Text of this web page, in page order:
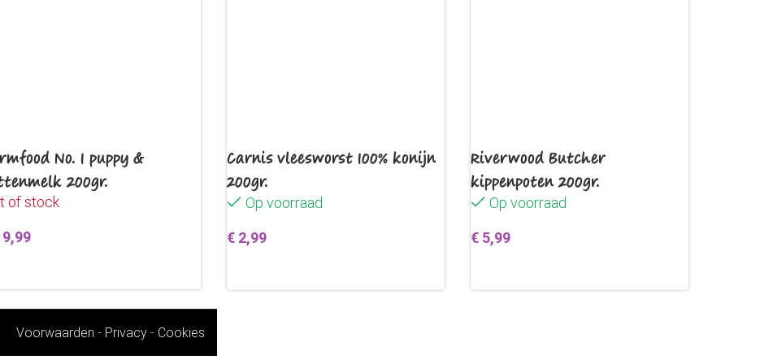
No. 1 puppy &
200gr.
of stock
Carnis vleesworst 100% konijn
200gr.
Op voorraad
€ 2,99
Riverwood Butcher
kippenpoten 200gr.
Op voorraad
€ 5,99
Voorwaarden - Privacy - Cookies